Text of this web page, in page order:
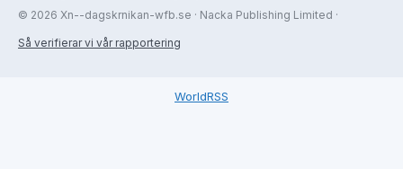
© 2026 Xn--dagskrnikan-wfb.se · Nacka Publishing Limited ·
Så verifierar vi vår rapportering
WorldRSS